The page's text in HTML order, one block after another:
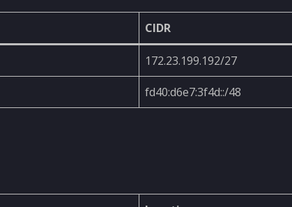
CIDR
172.23.199.192/27
fd40:d6e7:3f4d::/48